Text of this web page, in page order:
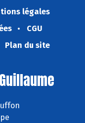
légales
CGU
Plan du site